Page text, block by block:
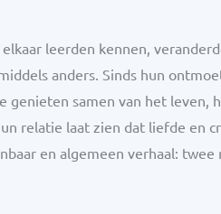
leerden kennen,
anders. Sinds hun
genieten samen van het leven,
relatie laat zien dat liefde en
en algemeen verhaal: